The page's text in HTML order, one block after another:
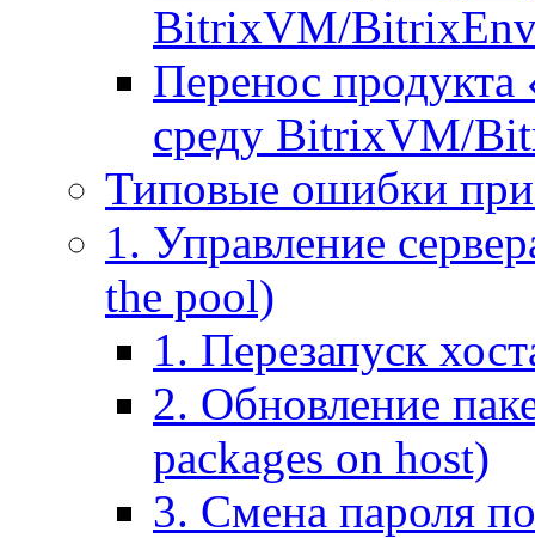
BitrixVM/
Перенос
среду BitrixVM/
Типовые ошибки при
1. Управление
the pool)
1. Перезапуск
2. Обновление
packages on host)
3. Смена пароля